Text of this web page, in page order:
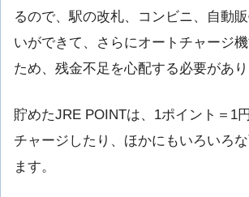
るので、駅の改札、コンビニ、自動
いができて、さらにオートチャージ
ため、残金不足を心配する必要があり
貯めたJRE POINTは、1ポイント＝1
チャージしたり、ほかにもいろいろ
ます。